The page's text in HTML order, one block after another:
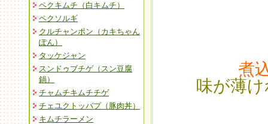
ペクキムチ（白キムチ）
ペクソルギ
クルチャンポン（カキちゃん
ぽん）
タッケジャン
スンドゥブチゲ（スン豆腐
鍋）
チャムチキムチチゲ
チェユクトッパプ（豚肉丼）
キムチラーメン
煮
味が薄